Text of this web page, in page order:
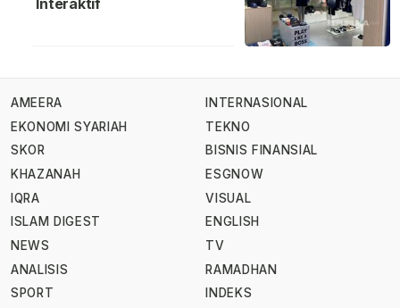
Interaktif
AMEERA
EKONOMI SYARIAH
SKOR
KHAZANAH
IQRA
ISLAM DIGEST
NEWS
ANALISIS
SPORT
INTERNASIONAL
TEKNO
BISNIS FINANSIAL
ESGNOW
VISUAL
ENGLISH
TV
RAMADHAN
INDEKS